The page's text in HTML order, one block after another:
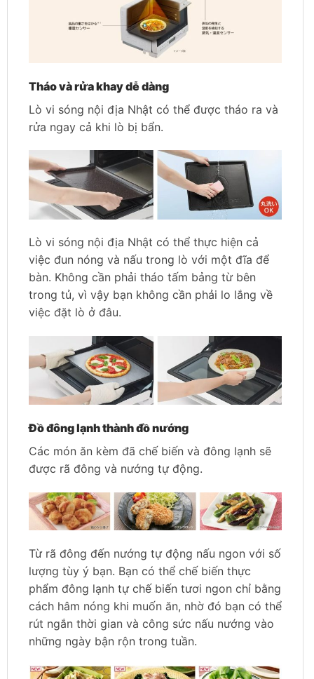
Tháo và rửa khay dễ dàng
Lò vi sóng nội địa Nhật có thể được tháo ra và
rửa ngay cả khi lò bị bẩn.
Lò vi sóng nội địa Nhật có thể thực hiện cả
việc đun nóng và nấu trong lò với một đĩa để
bàn. Không cần phải tháo tấm bảng từ bên
trong tủ, vì vậy bạn không cần phải lo lắng về
việc đặt lò ở đâu.
Đồ đông lạnh thành đồ nướng
Các món ăn kèm đã chế biến và đông lạnh sẽ
được rã đông và nướng tự động.
Từ rã đông đến nướng tự động nấu ngon với số
lượng tùy ý bạn. Bạn có thể chế biến thực
phẩm đông lạnh tự chế biến tươi ngon chỉ bằng
cách hâm nóng khi muốn ăn, nhờ đó bạn có thể
rút ngắn thời gian và công sức nấu nướng vào
những ngày bận rộn trong tuần.